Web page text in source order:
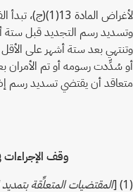
لأغراض المادة
وتسديد رسم التجديد قبل ستة
وتنتهي بعد ستة أشهر على
أو سُدِّدت رسومه أو تم الأمران
متعاقد أن يقتضي تسديد رسم
وقف الإجراءات
(1) [
المقتضيات المتعلِّقة بتمديد